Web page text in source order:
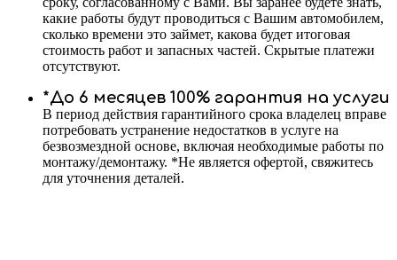
какие работы будут проводиться с Вашим автомобилем,
сколько времени это займет, какова будет итоговая
стоимость работ и запасных частей. Скрытые платежи
отсутствуют.
*До 6 месяцев 100% гарантия на услуги
В период действия гарантийного срока владелец вправе
потребовать устранение недостатков в услуге на
безвозмездной основе, включая необходимые работы по
монтажу/демонтажу. *Не является офертой, свяжитесь
для уточнения деталей.